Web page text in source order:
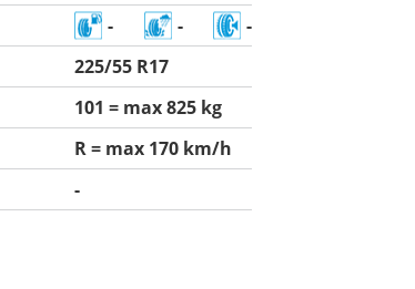
- -
-
225/55 R17
101 = max 825 kg
R = max 170 km/h
-